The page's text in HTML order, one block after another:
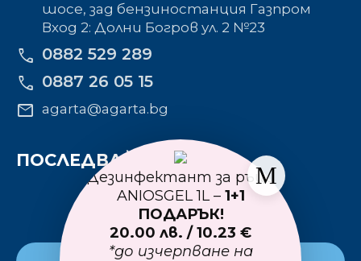
Дезинфектант за ръце
ANIOSGEL 1L – 1+1
ПОДАРЪК!
20.00 лв. / 10.23 €
*до изчерпване на
шосе, зад бензиностанция Газпром
Вход 2: Долни Богров ул. 2 №23
phone 0882 529 289
phone 0887 26 05 15
mail agarta@agarta.bg
ПОСЛЕДВАЙТЕ НИ